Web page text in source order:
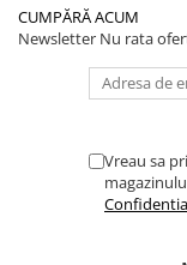
CUMPĂRĂ ACUM
Newsletter Nu rata
Vreau sa